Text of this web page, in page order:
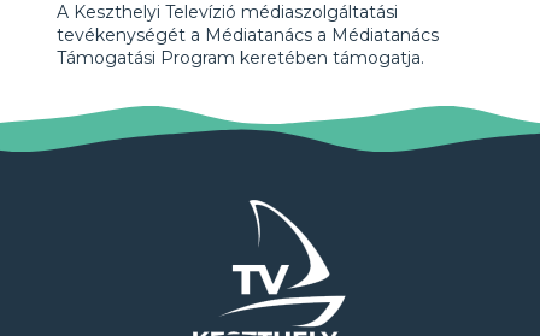
A Keszthelyi Televízió médiaszolgáltatási
tevékenységét a Médiatanács a Médiatanács
Támogatási Program keretében támogatja.